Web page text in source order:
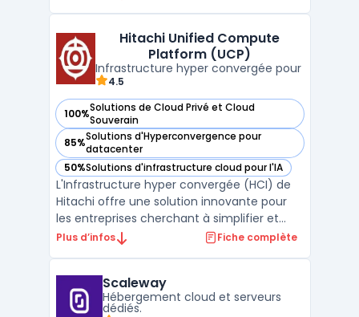
HashiCorp propose une approche
infrastructure-as-code qui garantit la coh
Hitachi Unified Compute
Platform (UCP)
Infrastructure hyper convergée pour
4.5
100%Solutions de Cloud Privé et Cloud
Souverain
— voir Hitachi Unified Compute Platform (UCP) dans cette
85%Solutions d'Hyperconvergence pour
datacenter
— voir Hitachi Unified Compute Platform (UCP) dans cette
50%Solutions d'infrastructure cloud pour l'IA
— voir Hitachi Unified Compute Platform (UCP) dans cette
L'Infrastructure hyper convergée (HCI) de
Hitachi offre une solution innovante pour
les entreprises cherchant à simplifier et
optimiser la gestion de leurs ressources
unifié, cette infrastructure permet de
réduire consi ...
Plus d’infos Fiche complète
Scaleway
Hébergement cloud et serveurs
dédiés.